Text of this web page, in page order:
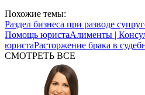
Похожие темы:
Раздел бизнеса при разводе
Помощь юристаАлименты |
юристаРасторжение брака в
СМОТРЕТЬ ВСЕ